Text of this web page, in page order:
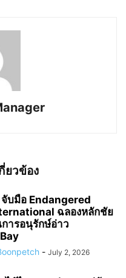
ยวข้อง
บมือ Endangered
ฉลองหลักชัย
ารอนุรักษ์อ่าว
- July 2, 2026